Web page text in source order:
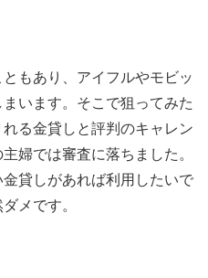
もあり、アイフルやモビッ
います。そこで狙ってみた
る金貸しと評判のキャレン
婦では審査に落ちました。
貸しがあれば利用したいで
メです。